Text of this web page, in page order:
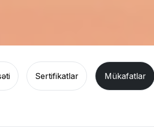
Sertifikatlar Mükafatlar